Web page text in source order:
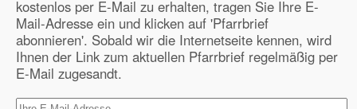
kostenlos per E-Mail zu erhalten, tragen Sie Ihre E-
Mail-Adresse ein und klicken auf 'Pfarrbrief
abonnieren'. Sobald wir die Internetseite kennen, wird
Ihnen der Link zum aktuellen Pfarrbrief regelmäßig per
E-Mail zugesandt.